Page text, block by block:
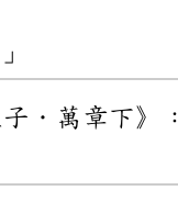
．萬章下》：